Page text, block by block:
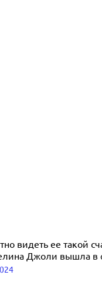
в свет
видеть ее такой
Джоли вышла в
от Брэда Питта